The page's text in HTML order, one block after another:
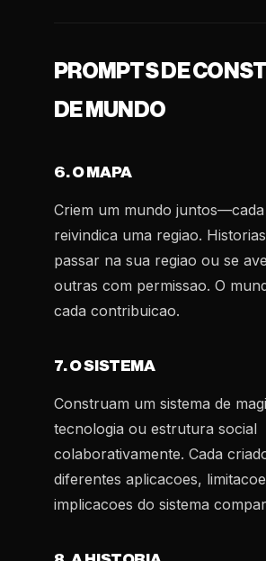
PROMPTS DE
DE MUNDO
6. O MAPA
Criem um mundo
reivindica uma regiao.
passar na sua regiao ou se
outras com permissao. O
cada contribuicao.
7. O SISTEMA
Construam um sistema de
tecnologia ou estrutura social
colaborativamente. Cada
diferentes aplicacoes,
implicacoes do sistema